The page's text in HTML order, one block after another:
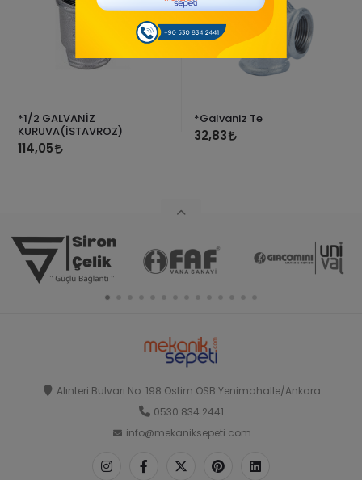
*1/2 GALVANİZ
KURUVA(İSTAVROZ)
114,05
*Galvaniz Te
32,83
Alınteri Bulvarı No: 198 Ostim OSB Yenimahalle/Ankara
0530 834 2441
info@mekaniksepeti.com